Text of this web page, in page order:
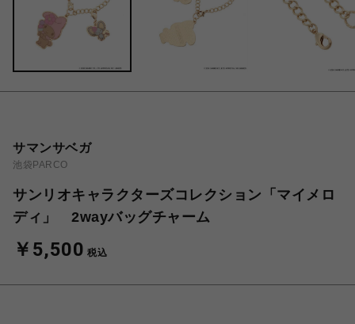
サマンサベガ
池袋PARCO
サンリオキャラクターズコレクション「マイメロ
ディ」 2wayバッグチャーム
￥5,500 税込